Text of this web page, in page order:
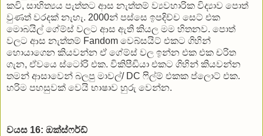
කවි, සාහිත්‍යය පැත්තට ආස නැත්තම් ව්‍යවහාරික විද්‍යාව පොත්
වුණත් වරදක් නැහැ. 2000න් පස්සෙ ඉපදිච්ච සෙට් එක
මොබයිල් ගේම්ස් වලට ආස ඇති කියල මම හිතනව. පොත්
වලට ආස නැත්තම් Fandom වෙබ්සයිට් එකට ගිහින්
හොයාගෙන කියවන්න ඒ ගේම්ස් වල ඉන්න එක එක චරිත
ගැන, ඒවයෙ ස්ටෝරි එක. විකිපීඩියා එකට ගිහින් කියවන්න
තමන් ආසාවෙන් බලපු මාවල්/ DC ෆිල්ම් එකක ප්ලොට් එක.
හරිම පහසුවක් වෙයි භාෂාව හුරු වෙන්න.
වයස 16: ඔක්ස්ෆර්ඩ්